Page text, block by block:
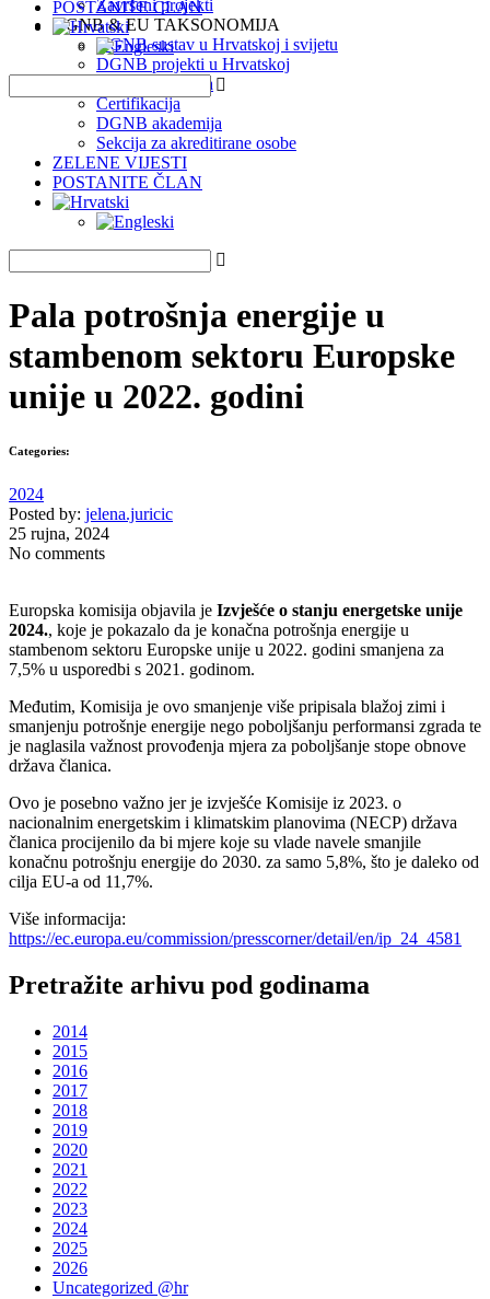
Završeni projekti
DGNB & EU TAKSONOMIJA
DGNB sustav u Hrvatskoj i svijetu
DGNB projekti u Hrvatskoj
EU Taksonomija
Certifikacija
DGNB akademija
Sekcija za akreditirane osobe
ZELENE VIJESTI
POSTANITE ČLAN
POSTANITE ČLAN
Pala potrošnja energije u
stambenom sektoru Europske
unije u 2022. godini
Categories:
2024
Posted by: jelena.juricic
25 rujna, 2024
No comments
Europska komisija objavila je Izvješće o stanju energetske unije
2024., koje je pokazalo da je konačna potrošnja energije u
stambenom sektoru Europske unije u 2022. godini smanjena za
7,5% u usporedbi s 2021. godinom.
Međutim, Komisija je ovo smanjenje više pripisala blažoj zimi i
smanjenju potrošnje energije nego poboljšanju performansi zgrada te
je naglasila važnost provođenja mjera za poboljšanje stope obnove
država članica.
Ovo je posebno važno jer je izvješće Komisije iz 2023. o
nacionalnim energetskim i klimatskim planovima (NECP) država
članica procijenilo da bi mjere koje su vlade navele smanjile
konačnu potrošnju energije do 2030. za samo 5,8%, što je daleko od
cilja EU-a od 11,7%.
Više informacija:
https://ec.europa.eu/commission/presscorner/detail/en/ip_24_4581
Pretražite arhivu pod godinama
2014
2015
2016
2017
2018
2019
2020
2021
2022
2023
2024
2025
2026
Uncategorized @hr